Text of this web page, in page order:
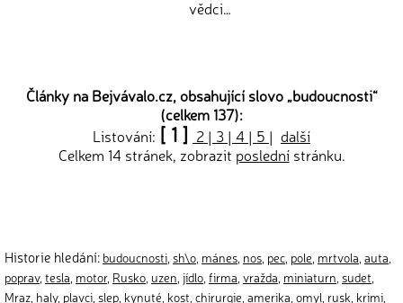
vědci…
Články na Bejvávalo.cz, obsahující slovo „budoucnosti“
(celkem 137):
Listování: [ 1 ] 2 | 3 | 4 | 5 | další
Celkem 14 stránek, zobrazit poslednístránku.
Historie hledání: budoucnosti sh\o mánes nos pec pole mrtvola auta
poprav, tesla motor, Rusko uzen jídlo firma vražda miniaturn sudet
Mraz haly, plavci slep kynuté kost chirurgie amerika omyl rusk krimi